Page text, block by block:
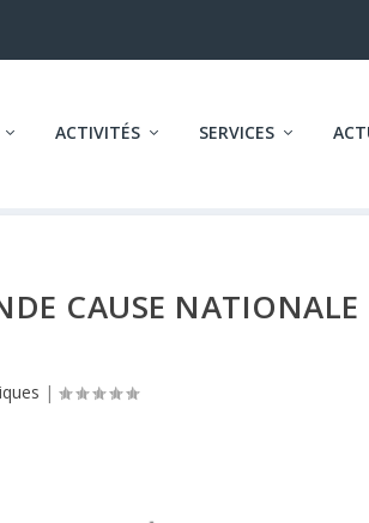
ACTIVITÉS SERVICES
CAUSE NATIONALE
|